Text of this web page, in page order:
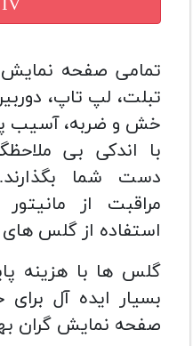
تمامی صفحه نمایش
تبلت، لپ تاپ،
خش و ضربه، آسیب
با اندکی بی
دست شما بگذارند.
مراقبت از
استفاده از گلس
گلس ها با هزینه
بسیار ایده آل
صفحه نمایش گران